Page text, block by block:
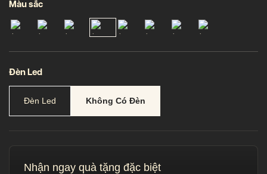
Màu sắc
Đèn Led
Đèn Led Không Có Đèn
Nhận ngay quà tặng đặc biệt